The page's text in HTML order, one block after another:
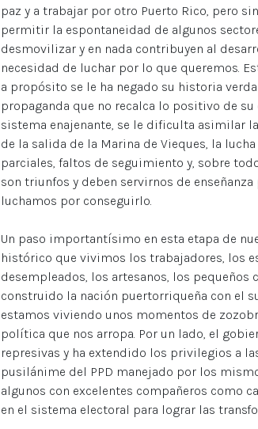
paz y a trabajar por otro Puerto Rico, pero
permitir la espontaneidad de algunos
desmovilizar y en nada contribuyen al
necesidad de luchar por lo que queremos.
a propósito se le ha negado su historia
propaganda que no recalca lo positivo de
sistema enajenante, se le dificulta asimilar
de la salida de la Marina de Vieques, la
parciales, faltos de seguimiento y, sobre
son triunfos y deben servirnos de
luchamos por conseguirlo.
Un paso importantísimo en esta etapa de
histórico que vivimos los trabajadores, los
desempleados, los artesanos, los pequeños
construido la nación puertorriqueña con el
estamos viviendo unos momentos de
política que nos arropa. Por un lado, el
represivas y ha extendido los privilegios a
pusilánime del PPD manejado por los
algunos con excelentes compañeros como
en el sistema electoral para lograr las